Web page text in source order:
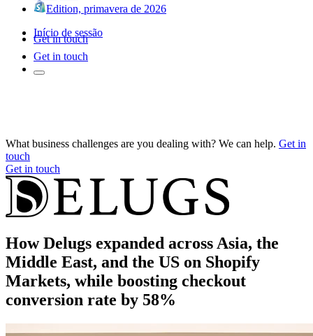
Edition, primavera de 2026
Início de sessão
Get in touch
Get in touch
What business challenges are you dealing with? We can help. Get in
touch
Get in touch
How Delugs expanded across Asia, the
Middle East, and the US on Shopify
Markets, while boosting checkout
conversion rate by 58%